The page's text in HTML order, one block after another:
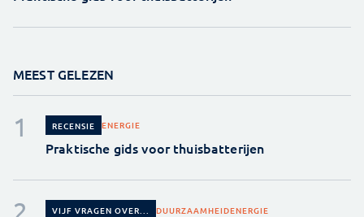
MEEST GELEZEN
RECENSIE ENERGIE
Praktische gids voor thuisbatterijen
VIJF VRAGEN OVER... DUURZAAMHEIDENERGIE